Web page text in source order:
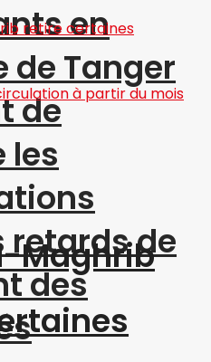
en
de Tanger
de
les
retards de
des
Maghrib